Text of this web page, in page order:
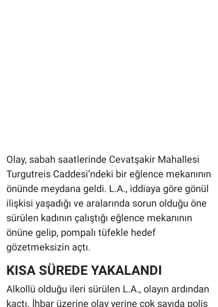
Olay, sabah saatlerinde Cevatşakir Mahallesi
Turgutreis Caddesi’ndeki bir eğlence mekanının
önünde meydana geldi. L.A., iddiaya göre gönül
ilişkisi yaşadığı ve aralarında sorun olduğu öne
sürülen kadının çalıştığı eğlence mekanının
önüne gelip, pompalı tüfekle hedef
gözetmeksizin açtı.
KISA SÜREDE YAKALANDI
Alkollü olduğu ileri sürülen L.A., olayın ardından
kaçtı. İhbar üzerine olay yerine çok sayıda polis